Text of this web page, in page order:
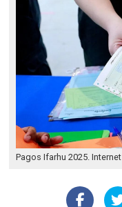
Pagos Ifarhu 2025. Internet